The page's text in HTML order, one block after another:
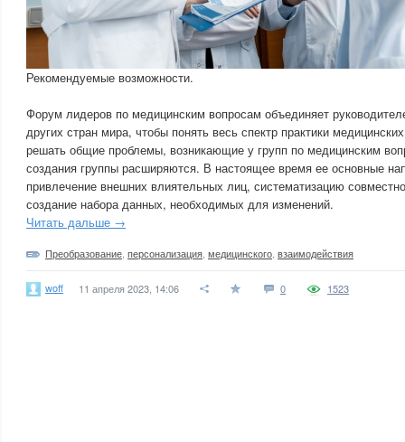
Рекомендуемые возможности.
Форум лидеров по медицинским вопросам объединяет
других стран мира, чтобы понять весь спектр практики
решать общие проблемы, возникающие у групп по медицинским
создания группы расширяются. В настоящее время ее основные
привлечение внешних влиятельных лиц, систематизацию
создание набора данных, необходимых для изменений.
Читать дальше →
Преобразование персонализация медицинского взаимодействия
woff 11 апреля 2023, 14:06 0 1523